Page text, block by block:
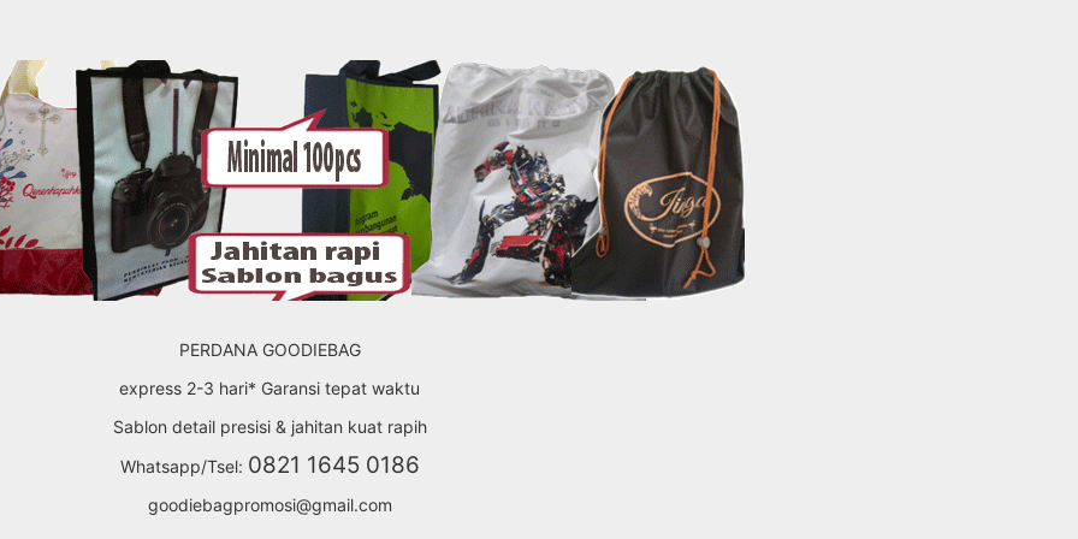
PERDANA GOODIEBAG
express 2-3 hari* Garansi tepat waktu
Sablon detail presisi & jahitan kuat rapih
Whatsapp/Tsel: 0821 1645 0186
goodiebagpromosi@gmail.com